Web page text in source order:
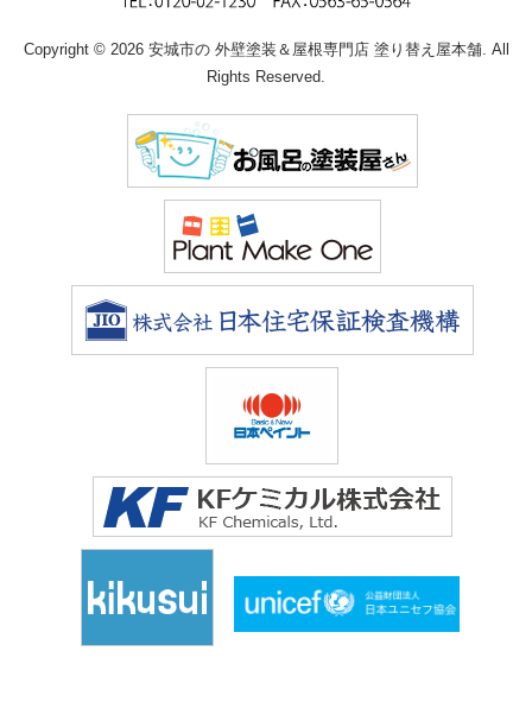
Copyright © 2026 安城市の 外壁塗装＆屋根専門店 塗り替え屋本舗. All
Rights Reserved.